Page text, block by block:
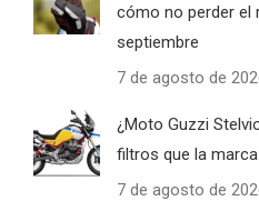
cómo no perder el
septiembre
7 de agosto de
¿Moto Guzzi
filtros que la
7 de agosto de